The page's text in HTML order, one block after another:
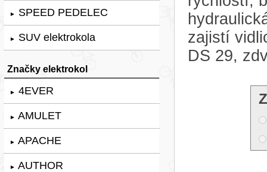
► SPEED PEDELEC
► SUV elektrokola
Značky elektrokol
► 4EVER
► AMULET
► APACHE
► AUTHOR
zajistí
DS 29,